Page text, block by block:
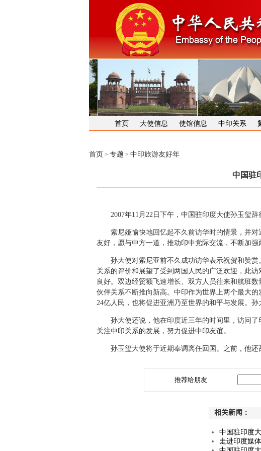
首页 大使信息 使馆信息 中印关系
首页 > 专题 > 中印旅游友好年
中国驻
2007年11月22日下午，中国驻印度大使孙玉玺辞
索尼娅愉快地回忆起不久前访华时的情景，并对
友好，愿与中方一道，推动印中党际交流，不断加
孙大使对索尼亚前不久成功访华表示祝贺和赞赏
关系的评价和展望了受到两国人民的广泛欢迎，此
良好。双边经贸额飞速增长、双方人员往来和航班
伙伴关系不断推向新高。中印作为世界上两个最大
24亿人民，也将促进亚洲乃至世界的和平与发展。
孙大使还说，他在印度近三年的时间里，访问了
关注中印关系的发展，努力促进中印友谊。
孙玉玺大使将于近期奉调离任回国。之前，他还
推荐给朋友
相关新闻：
中国驻印度
走进印度媒